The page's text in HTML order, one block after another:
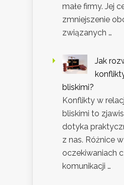
małe firmy. Jej
zmniejszenie
związanych …
Jak
bliskimi?
Konflikty w
bliskimi to
dotyka
z nas. Różnice
oczekiwaniach
komunikacji …